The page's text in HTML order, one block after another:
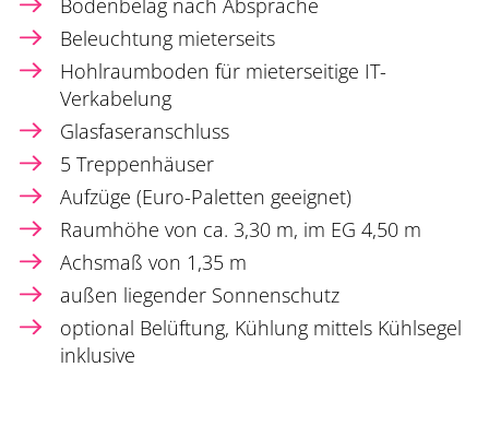
Bodenbelag nach Absprache
Beleuchtung mieterseits
Hohlraumboden für mieterseitige IT-
Verkabelung
Glasfaseranschluss
5 Treppenhäuser
Aufzüge (Euro-Paletten geeignet)
Raumhöhe von ca. 3,30 m, im EG 4,50 m
Achsmaß von 1,35 m
außen liegender Sonnenschutz
optional Belüftung, Kühlung mittels Kühlsegel
inklusive